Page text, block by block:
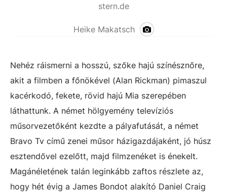
stern.de
Heike Makatsch
Nehéz ráismerni a hosszú, szőke hajú színésznőre,
akit a filmben a főnökével (Alan Rickman) pimaszul
kacérkodó, fekete, rövid hajú Mia szerepében
láthattunk. A német hölgyemény televíziós
műsorvezetőként kezdte a pályafutását, a német
Bravo Tv című zenei műsor házigazdájaként, jó húsz
esztendővel ezelőtt, majd filmzenéket is énekelt.
Magánéletének talán leginkább zaftos részlete az,
hogy hét évig a James Bondot alakító Daniel Craig